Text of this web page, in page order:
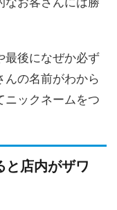
最後になぜか必ず
んの名前がわから
ニックネームをつ
と店内がザワ